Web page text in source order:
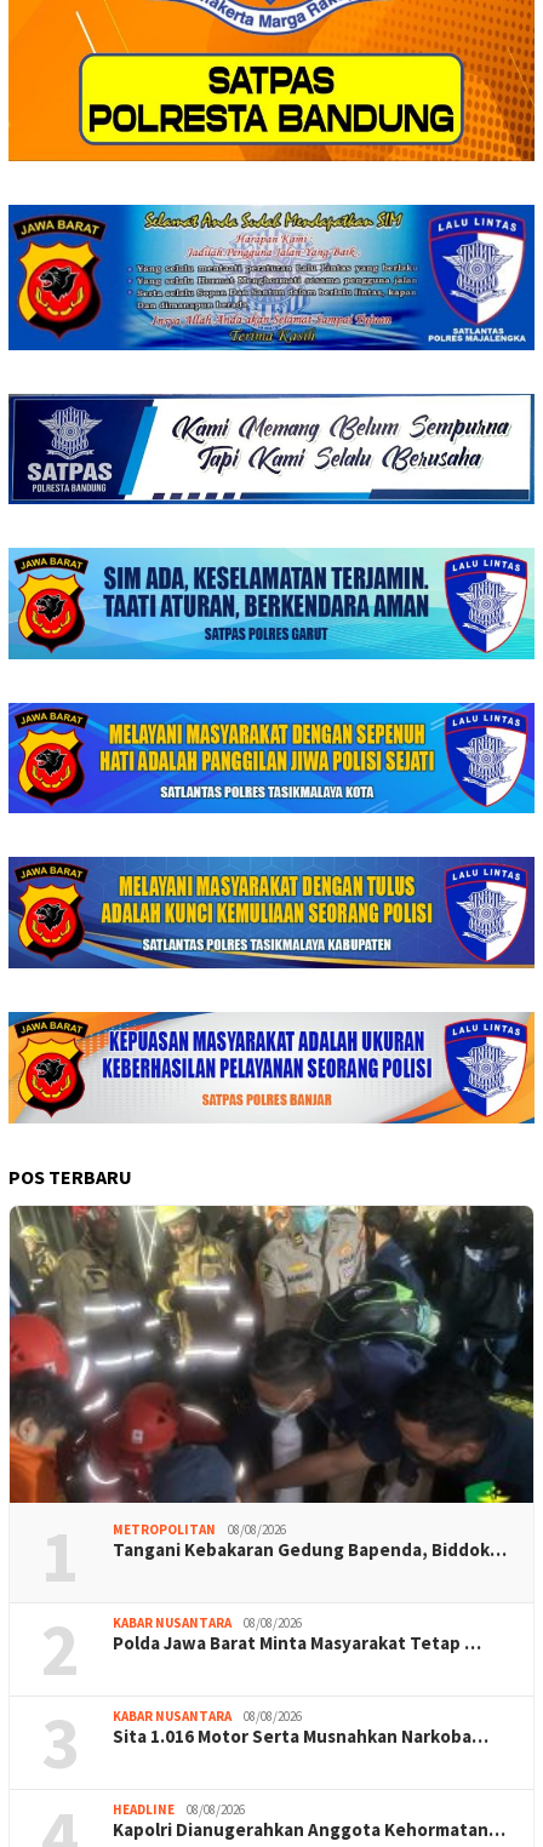
POS TERBARU
1 METROPOLITAN 08/08/2026
Tangani Kebakaran Gedung Bapenda, Biddok…
2 KABAR NUSANTARA 08/08/2026
Polda Jawa Barat Minta Masyarakat Tetap …
3 KABAR NUSANTARA 08/08/2026
Sita 1.016 Motor Serta Musnahkan Narkoba…
HEADLINE 08/08/2026
Kapolri Dianugerahkan Anggota Kehormatan…